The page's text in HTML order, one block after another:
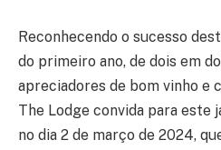
Reconhecendo o sucesso
do primeiro ano, de dois em
apreciadores de bom vinho e
The Lodge convida para este
no dia 2 de março de 2024,